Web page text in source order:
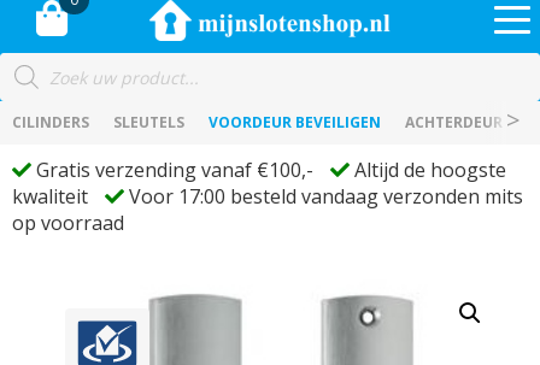
Producten
zoeken
CILINDERS SLEUTELS VOORDEUR BEVEILIGEN ACHTERDEUR
Gratis verzending vanaf €100,-
Altijd de hoogste
kwaliteit
Voor 17:00 besteld vandaag verzonden mits
op voorraad